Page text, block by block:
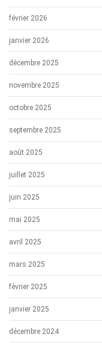
février 2026
janvier 2026
décembre 2025
novembre 2025
octobre 2025
septembre 2025
août 2025
juillet 2025
juin 2025
mai 2025
avril 2025
mars 2025
février 2025
janvier 2025
décembre 2024